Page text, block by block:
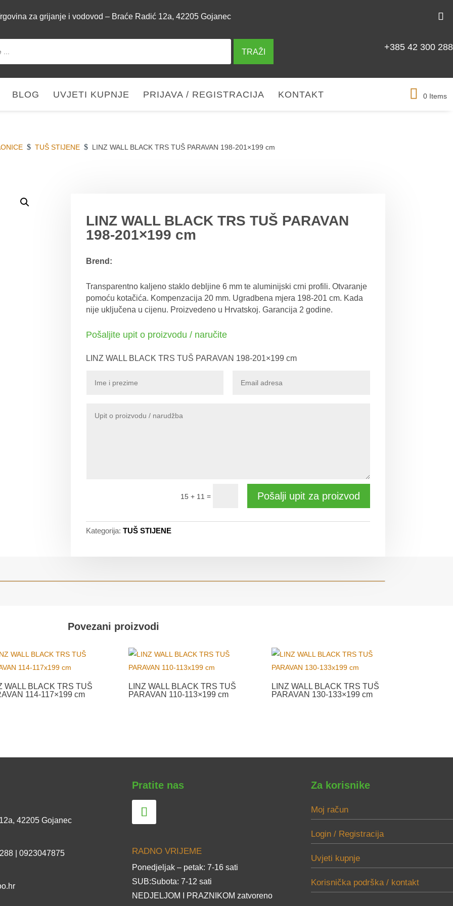
za grijanje i vodovod – Braće Radić 12a, 42205 Gojanec
TRAŽI +385 42 300 288
BLOG UVJETI KUPNJE PRIJAVA / REGISTRACIJA KONTAKT 0 Items
$ TUŠ STIJENE $ LINZ WALL BLACK TRS TUŠ PARAVAN 198-201×199 cm
LINZ WALL BLACK TRS TUŠ PARAVAN
198-201×199 cm
Brend:
Transparentno kaljeno staklo debljine 6 mm te aluminijski crni profili. Otvaranje
pomoću kotačića. Kompenzacija 20 mm. Ugradbena mjera 198-201 cm. Kada
nije uključena u cijenu. Proizvedeno u Hrvatskoj. Garancija 2 godine.
Pošaljite upit o proizvodu / naručite
LINZ WALL BLACK TRS TUŠ PARAVAN 198-201×199 cm
15 + 11 = Pošalji upit za proizvod
Kategorija: TUŠ STIJENE
Povezani proizvodi
WALL BLACK TRS TUŠ
114-117×199 cm
LINZ WALL BLACK TRS TUŠ
PARAVAN 110-113×199 cm
LINZ WALL BLACK TRS TUŠ
PARAVAN 130-133×199 cm
42205 Gojanec
| 0923047875
Pratite nas
RADNO VRIJEME
Ponedjeljak – petak: 7-16 sati
SUB:Subota: 7-12 sati
NEDJELJOM I PRAZNIKOM zatvoreno
Za korisnike
Moj račun
Login / Registracija
Uvjeti kupnje
Korisnička podrška / kontakt